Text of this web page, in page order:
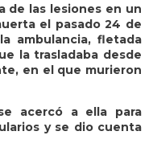
de las lesiones en un
el pasado 24 de
ambulancia, fletada
la trasladaba desde
en el que murieron
acercó a ella para
y se dio cuenta